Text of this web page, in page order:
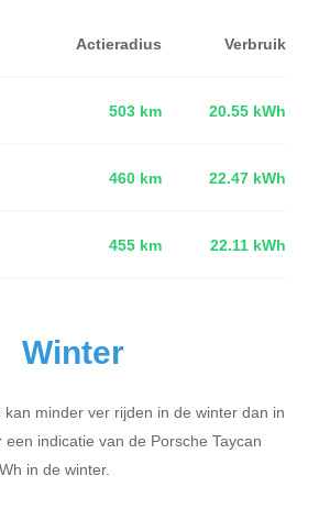
Actieradius Verbruik
503 km 20.55 kWh
460 km 22.47 kWh
455 km 22.11 kWh
Winter
minder ver rijden in de winter dan in
indicatie van de Porsche Taycan
in de winter.